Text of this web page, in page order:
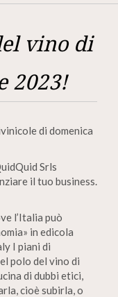
vino di
2023!
di domenica
Srls
il tuo business.
l’Italia può
in edicola
I piani di
polo del vino di
di dubbi etici,
cioè subirla, o